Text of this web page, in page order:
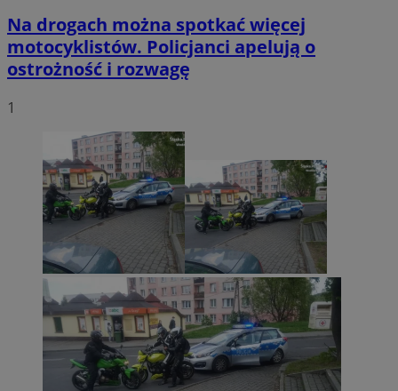
Na drogach można spotkać więcej
motocyklistów. Policjanci apelują o
ostrożność i rozwagę
1